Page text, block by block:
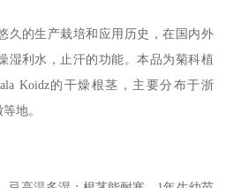
久的生产栽培和应用历史，在国内外
湿利水，止汗的功能。本品为菊科植
Koidz的干燥根茎，主要分布于浙
地。